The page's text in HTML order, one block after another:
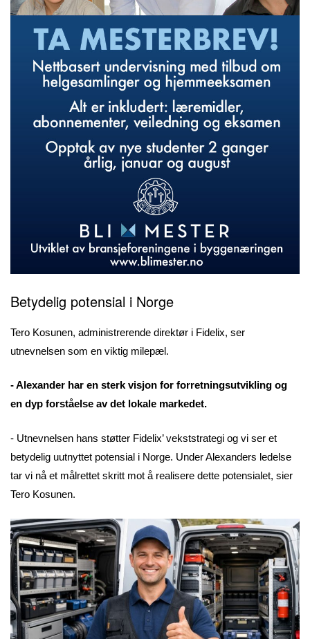
Betydelig potensial i Norge
Tero Kosunen, administrerende direktør i Fidelix, ser
utnevnelsen som en viktig milepæl.
- Alexander har en sterk visjon for forretningsutvikling og
en dyp forståelse av det lokale markedet.
- Utnevnelsen hans støtter Fidelix’ vekststrategi og vi ser et
betydelig uutnyttet potensial i Norge. Under Alexanders ledelse
tar vi nå et målrettet skritt mot å realisere dette potensialet, sier
Tero Kosunen.